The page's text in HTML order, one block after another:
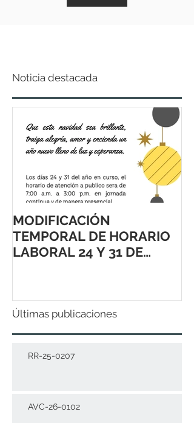
Noticia destacada
MODIFICACIÓN
TEMPORAL DE HORARIO
LABORAL 24 Y 31 DE
Últimas publicaciones
RR-25-0207
AVC-26-0102